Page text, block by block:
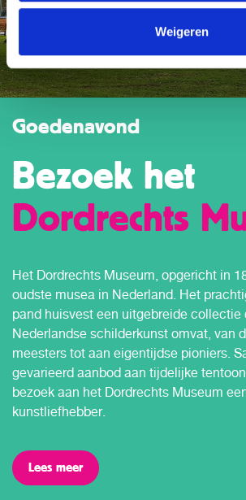
Weigeren
Goedenavond
Bezoek het
Dordrechts
Het Dordrechts Museum, opgericht in
oudste musea in Nederland. Het
pand huisvest een uitgebreide collectie
Nederlandse schilderkunst omvat, van
meesters tot aan eigentijdse pioniers.
gevarieerd aanbod aan tijdelijke
bezoek aan het Dordrechts Museum
kunstliefhebber.
Lees meer